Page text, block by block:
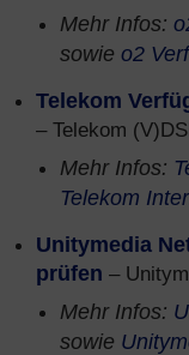
Mehr Infos:
sowie o2
Telekom
– Telekom
Mehr Infos:
Telekom
Unitymedia
prüfen –
Mehr Infos:
sowie